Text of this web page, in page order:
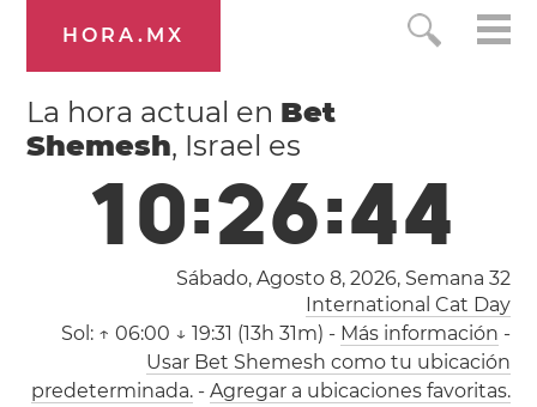
HORA.MX
La hora actual en Bet
Shemesh, Israel es
10:26:45
Sábado, Agosto 8, 2026, Semana 32
International Cat Day
Sol: ↑ 06:00 ↓ 19:31 (13h 31m) - Más información -
Usar Bet Shemesh como tu ubicación
predeterminada.- Agregar a ubicaciones favoritas.